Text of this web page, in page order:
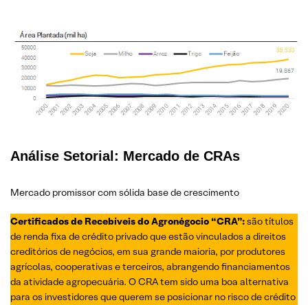
Análise Setorial: Mercado de CRAs
Mercado promissor com sólida base de crescimento
Certificados de Recebíveis do Agronégocio “CRA”:são títulos
de renda fixa de crédito privado que estão vinculados a direitos
creditórios de negócios, em sua grande maioria, por produtores
agrícolas, cooperativas e terceiros, abrangendo financiamentos
da atividade agropecuária. O CRA tem sido uma boa alternativa
para os investidores que querem se posicionar no risco de crédito